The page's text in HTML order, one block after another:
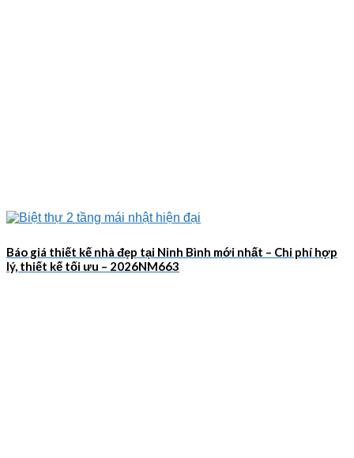
Báo giá thiết kế nhà đẹp tại Ninh Bình mới nhất – Chi phí hợp
lý, thiết kế tối ưu – 2026NM663